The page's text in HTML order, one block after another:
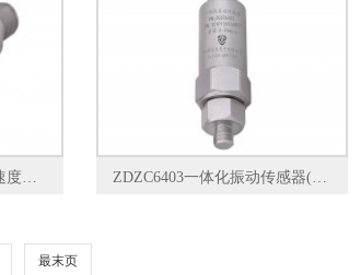
ZDZC6402压电式振动加速度传感器 ZDZC6403一体化振动传感器(压电式）
最末页